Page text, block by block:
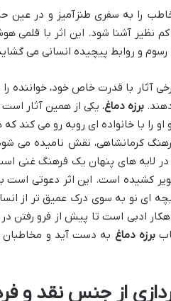
را به سفری طنزآمیز و در عین
آشنا شود. این اثر با قلمی
و روابط پیچیده انسانی می
آثار با قدرت خاص خود، خواننده
برزه دماغ، یکی از همین آثار است
او را با خانواده ای روبه رو می کند
کرمانشاهی، نقش نامیده می
لایه های پنهان یک فرهنگ غنی
کشیده است. این اثر دعوتی است
ای نو به سوی درک عمیق تر از
ادبی است تا پیش از فرو رفتن
برزه دماغ به دست آید و مخاطبان
از جنس نقد و